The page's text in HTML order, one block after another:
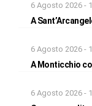
6 Agosto 2026 -
A
6 Agosto 2026 -
A Monticchio
6 Agosto 2026 -